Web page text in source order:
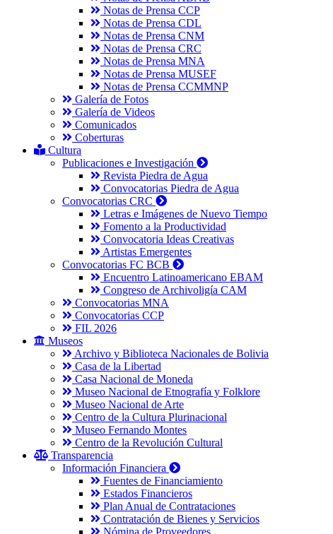
Notas de Prensa CCP
Notas de Prensa CDL
Notas de Prensa CNM
Notas de Prensa CRC
Notas de Prensa MNA
Notas de Prensa MUSEF
Notas de Prensa CCMMNP
Galería de Fotos
Galería de Videos
Comunicados
Coberturas
Cultura
Publicaciones e Investigación
Revista Piedra de Agua
Convocatorias Piedra de Agua
Convocatorias CRC
Letras e Imágenes de Nuevo Tiempo
Fomento a la Productividad
Convocatoria Ideas Creativas
Artistas Emergentes
Convocatorias FC BCB
Encuentro Latinoamericano EBAM
Congreso de Archivoligía CAM
Convocatorias MNA
Convocatorias CCP
FIL 2026
Museos
Archivo y Biblioteca Nacionales de Bolivia
Casa de la Libertad
Casa Nacional de Moneda
Museo Nacional de Etnografía y Folklore
Museo Nacional de Arte
Centro de la Cultura Plurinacional
Museo Fernando Montes
Centro de la Revolución Cultural
Transparencia
Información Financiera
Fuentes de Financiamiento
Estados Financieros
Plan Anual de Contrataciones
Contratación de Bienes y Servicios
Nómina de Proveedores